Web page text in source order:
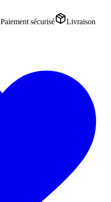
Paiement sécurisé
Livraison